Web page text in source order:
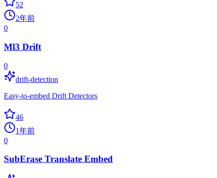
52
2年前
0
Ml3 Drift
0
drift-detection
Easy-to-embed Drift Detectors
46
1年前
0
SubErase Translate Embed